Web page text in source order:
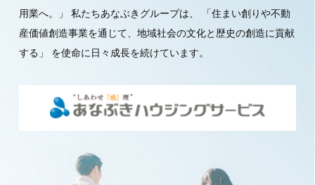
用業へ。」
私たちあなぶきグループは、
「住まい創りや不動
産価値創造事業を通じて、地域社会の文化と歴史の創造に貢献
する」
を使命に日々成長を続けています。